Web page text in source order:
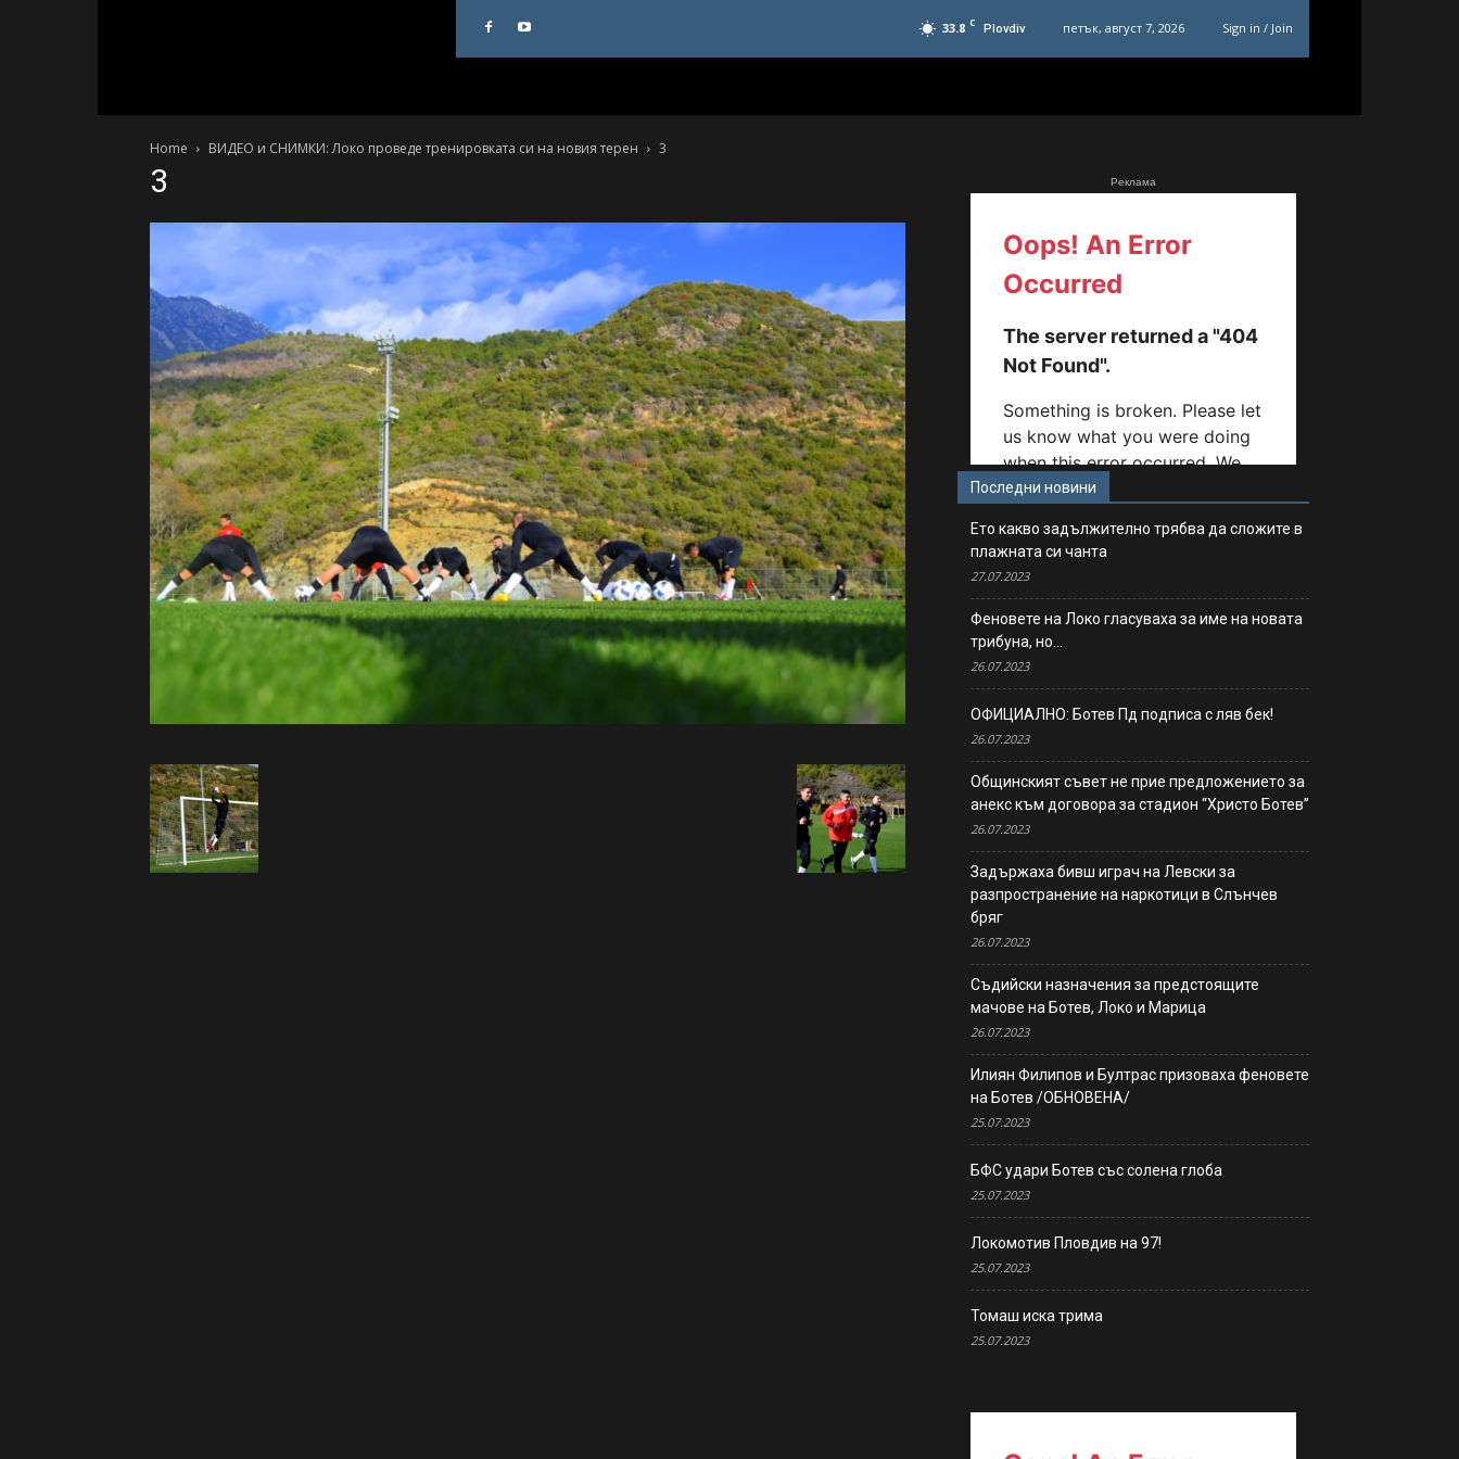
33.8 C Plovdiv петък, август 7, 2026 Sign in / Join
Home ВИДЕО и СНИМКИ: Локо проведе тренировката си на новия терен 3
3 Реклама
Последни новини
Ето какво задължително трябва да сложите в
плажната си чанта
27.07.2023
Феновете на Локо гласуваха за име на новата
трибуна, но…
26.07.2023
ОФИЦИАЛНО: Ботев Пд подписа с ляв бек!
26.07.2023
Общинският съвет не прие предложението за
анекс към договора за стадион “Христо Ботев”
26.07.2023
Задържаха бивш играч на Левски за
разпространение на наркотици в Слънчев
бряг
26.07.2023
Съдийски назначения за предстоящите
мачове на Ботев, Локо и Марица
26.07.2023
Илиян Филипов и Бултрас призоваха феновете
на Ботев /ОБНОВЕНА/
25.07.2023
БФС удари Ботев със солена глоба
25.07.2023
Локомотив Пловдив на 97!
25.07.2023
Томаш иска трима
25.07.2023